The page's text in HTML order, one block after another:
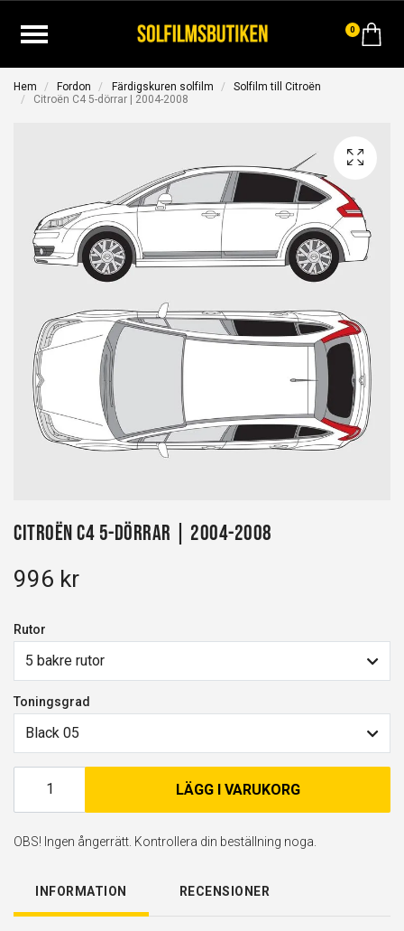
0
Hem Fordon Färdigskuren solfilm
Solfilm till Citroën
Citroën C4 5-dörrar | 2004-2008
Citroën C4 5-dörrar | 2004-2008
996 kr
Rutor
5 bakre rutor
Toningsgrad
Black 05
LÄGG I VARUKORG
OBS! Ingen ångerrätt. Kontrollera din beställning noga.
INFORMATION RECENSIONER